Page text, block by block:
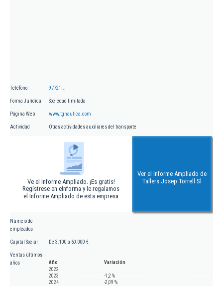
Teléfono 97721...
Forma Jurídica Sociedad limitada
Página Web www.tgnautica.com
Actividad Otras actividades auxiliares del transporte
Ve el Informe Ampliado. ¡Es gratis!
Regístrese en eInforma y le regalamos
el Informe Ampliado de esta empresa
Ver el Informe Ampliado de
Tallers Josep Torrell Sl
Número de
empleados
Capital Social De 3.100 a 60.000 €
Ventas últimos
años
Año
Variación
2022
2023
-1,2 %
2024
-2,09 %